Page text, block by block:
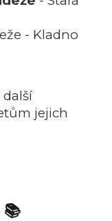
- Kladno
jejich